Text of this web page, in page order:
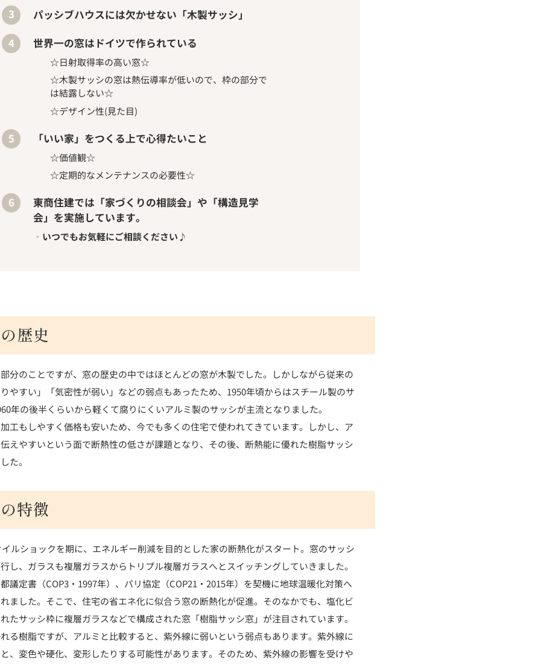
パッシブハウスには欠かせない「木製サッシ」
世界一の窓はドイツで作られている
☆日射取得率の高い窓☆
☆木製サッシの窓は熱伝導率が低いので、枠の部分で
は結露しない☆
☆デザイン性(見た目)
「いい家」をつくる上で心得たいこと
☆価値観☆
☆定期的なメンテナンスの必要性☆
東商住建では「家づくりの相談会」や「構造見学
会」を実施しています。
いつでもお気軽にご相談ください♪
歴史
分のことですが、窓の歴史の中ではほとんどの窓が木製でした。しかしながら従来の
やすい」「気密性が弱い」などの弱点もあったため、1950年頃からはスチール製のサ
年の後半くらいから軽くて腐りにくいアルミ製のサッシが主流となりました。
工もしやすく価格も安いため、今でも多くの住宅で使われてきています。しかし、ア
えやすいという面で断熱性の低さが課題となり、その後、断熱能に優れた樹脂サッシ
た。
特徴
ルショックを期に、エネルギー削減を目的とした家の断熱化がスタート。窓のサッシ
し、ガラスも複層ガラスからトリプル複層ガラスへとスイッチングしていきました。
議定書（COP3・1997年）、パリ協定（COP21・2015年）を契機に地球温暖化対策へ
ました。そこで、住宅の省エネ化に似合う窓の断熱化が促進。そのなかでも、塩化ビ
たサッシ枠に複層ガラスなどで構成された窓「樹脂サッシ窓」が注目されています。
る樹脂ですが、アルミと比較すると、紫外線に弱いという弱点もあります。紫外線に
、変色や硬化、変形したりする可能性があります。そのため、紫外線の影響を受けや